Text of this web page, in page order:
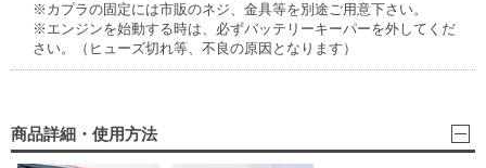
※カプラの固定には市販のネジ、金具等を別途ご用意下さい。
※エンジンを始動する時は、必ずバッテリーキーパーを外してくだ
さい。（ヒューズ切れ等、不良の原因となります）
商品詳細・使用方法